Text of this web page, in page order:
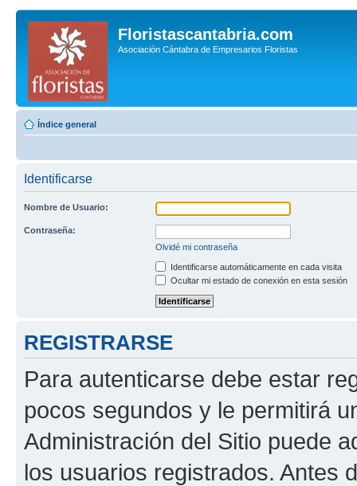
Floristascantabria.com
Asociación Cántabra de Empresarios Floristas
Índice general
Identificarse
Nombre de Usuario:
Contraseña:
Olvidé mi contraseña
Identificarse automáticamente en cada visita
Ocultar mi estado de conexión en esta sesión
REGISTRARSE
Para autenticarse debe estar
pocos segundos y le permitirá
Administración del Sitio puede
los usuarios registrados. Antes